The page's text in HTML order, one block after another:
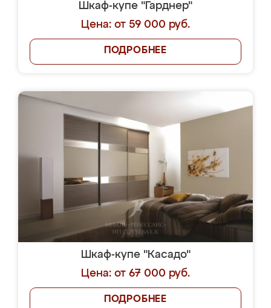
Шкаф-купе "Гарднер"
Цена: от 59 000 руб.
ПОДРОБНЕЕ
Шкаф-купе "Касадо"
Цена: от 67 000 руб.
ПОДРОБНЕЕ